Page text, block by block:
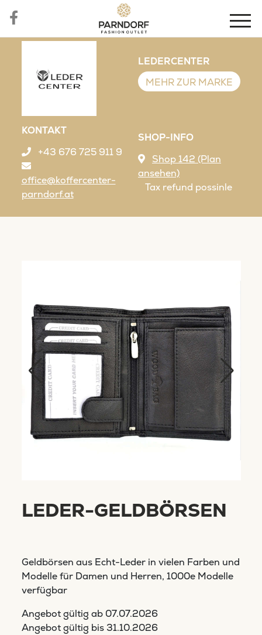
LEDERCENTER
MEHR ZUR MARKE
KONTAKT
+43 676 725 911 9
office@koffercenter-
parndorf.at
SHOP-INFO
Shop 142 (Plan
ansehen)
Tax refund possinle
LEDER-GELDBÖRSEN
Geldbörsen aus Echt-Leder in vielen Farben und
Modelle für Damen und Herren, 1000e Modelle
verfügbar
Angebot gültig ab 07.07.2026
Angebot gültig bis 31.10.2026